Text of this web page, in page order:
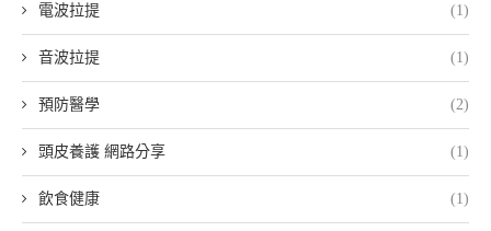
電波拉提 (1)
音波拉提 (1)
預防醫學 (2)
頭皮養護 網路分享 (1)
飲食健康 (1)